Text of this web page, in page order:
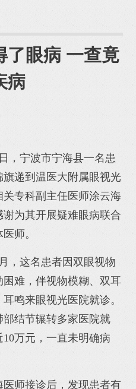
了眼病 一查竟
病
，宁波市宁海县一名患
旗递到温医大附属眼视光
关专科副主任医师涂云海
谢为其开展疑难眼病联合
师。
，这名患者因双眼视物
困难，伴视物模糊、双耳
鸣来眼视光医院就诊。
部结节辗转多家医院就
万元，一直未明确病
医师接诊后，发现患者有